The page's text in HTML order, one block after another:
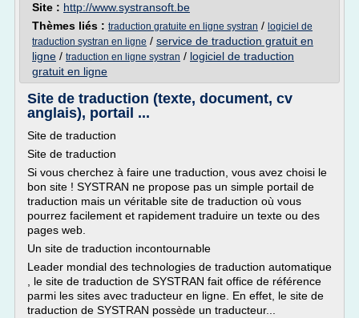
Site : http://www.systransoft.be
Thèmes liés : traduction gratuite en ligne systran / logiciel de
traduction systran en ligne / service de traduction gratuit en
ligne / traduction en ligne systran / logiciel de traduction
gratuit en ligne
Site de traduction (texte, document, cv
anglais), portail ...
Site de traduction
Site de traduction
Si vous cherchez à faire une traduction, vous avez choisi le
bon site ! SYSTRAN ne propose pas un simple portail de
traduction mais un véritable site de traduction où vous
pourrez facilement et rapidement traduire un texte ou des
pages web.
Un site de traduction incontournable
Leader mondial des technologies de traduction automatique
, le site de traduction de SYSTRAN fait office de référence
parmi les sites avec traducteur en ligne. En effet, le site de
traduction de SYSTRAN possède un traducteur...